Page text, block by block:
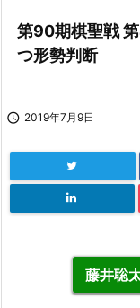
第90期棋聖戦
つ形勢判断
 2019年7月9日
藤井聡